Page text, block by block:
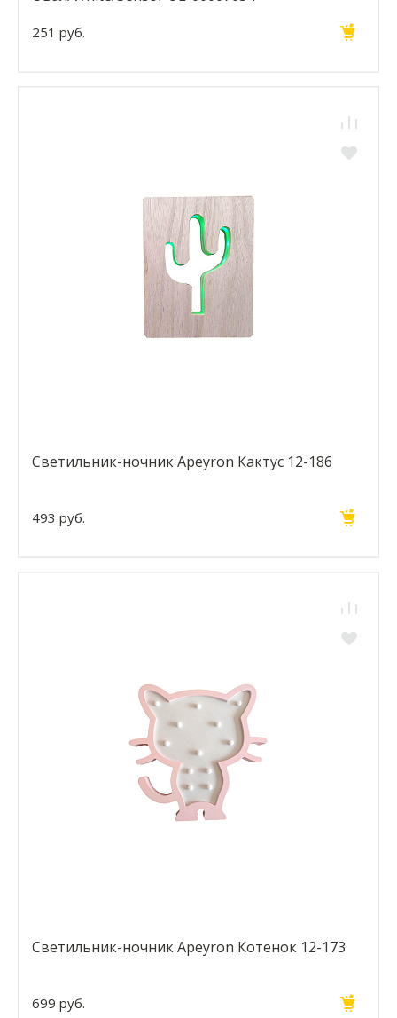
251 руб.
Светильник-ночник Apeyron Кактус 12-186
493 руб.
Светильник-ночник Apeyron Котенок 12-173
699 руб.